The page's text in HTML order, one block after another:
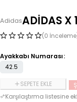
AdidasADİDAS X
(0
Ayakkabı Numarası
42.5
SEPETE EKLE